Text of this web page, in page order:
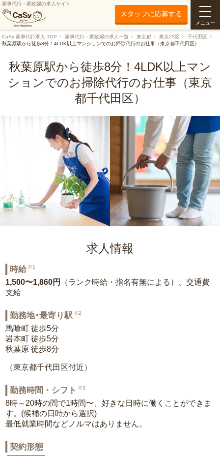
家事代行・家政婦の求人サイト
スタッフに応募する
メニュー
CaSy 家事代行求人 TOP 家事代行・家政婦の求人一覧 東京都 東京23区
千代田区
秋葉原駅から徒歩8分！4LDK以上マンションでのお掃除代行のお仕事（東京都千代田区）
秋葉原駅から徒歩8分！4LDK以上マン
ションでのお掃除代行のお仕事（東京
都千代田区）
求人情報
時給 ※1
1,500〜1,860円
（ランク時給・指名有無による）、交通費
支給
勤務地･最寄り駅 ※2
馬喰町 徒歩5分
岩本町 徒歩5分
秋葉原 徒歩8分
（東京都千代田区付近）
勤務時間・シフト ※3
8時～20時の間で1時間〜、好きな日時に働くことができま
す。(候補の日時から選択)
最低就業時間などノルマはありません。
契約形態